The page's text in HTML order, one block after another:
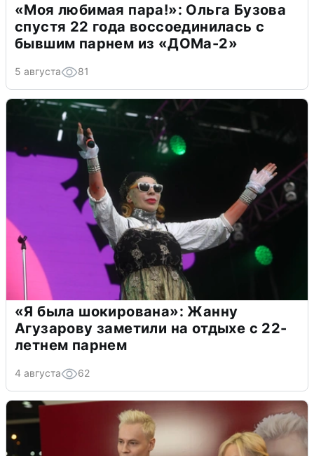
«Моя любимая пара!»: Ольга Бузова
спустя 22 года воссоединилась с
бывшим парнем из «ДОМа-2»
5 августа 81
«Я была шокирована»: Жанну
Агузарову заметили на отдыхе с 22-
летнем парнем
4 августа 62